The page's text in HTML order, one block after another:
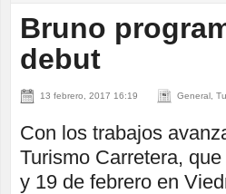
Bruno
debut
13 febrero, 2017 16:19 General,
Con los trabajos
Turismo Carretera,
y 19 de febrero en